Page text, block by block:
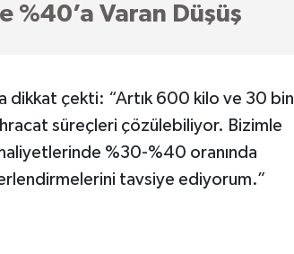
Varan Düşüş
dikkat çekti: “Artık 600 kilo ve 30 bin
süreçleri çözülebiliyor. Bizimle
%30-%40 oranında
tavsiye ediyorum.”